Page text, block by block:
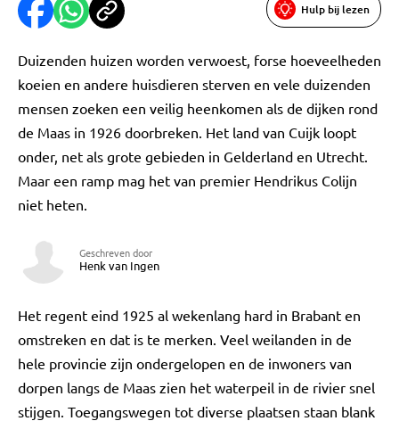
Hulp bij lezen
Duizenden huizen worden verwoest, forse hoeveelheden
koeien en andere huisdieren sterven en vele duizenden
mensen zoeken een veilig heenkomen als de dijken rond
de Maas in 1926 doorbreken. Het land van Cuijk loopt
onder, net als grote gebieden in Gelderland en Utrecht.
Maar een ramp mag het van premier Hendrikus Colijn
niet heten.
Geschreven door
Henk van Ingen
Het regent eind 1925 al wekenlang hard in Brabant en
omstreken en dat is te merken. Veel weilanden in de
hele provincie zijn ondergelopen en de inwoners van
dorpen langs de Maas zien het waterpeil in de rivier snel
stijgen. Toegangswegen tot diverse plaatsen staan blank